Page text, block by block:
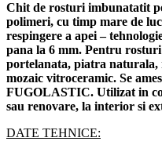
Chit de rosturi imbunatatit
polimeri, cu timp mare de
respingere a apei –
pana la 6 mm. Pentru
portelanata, piatra naturala,
mozaic vitroceramic. Se
FUGOLASTIC. Utilizat in
sau renovare, la interior si
DATE TEHNICE: